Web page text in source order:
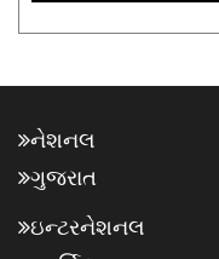
નેશનલ
ગુજરાત
ઇન્ટરનેશનલ